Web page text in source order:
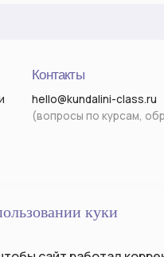
куки
Разработка